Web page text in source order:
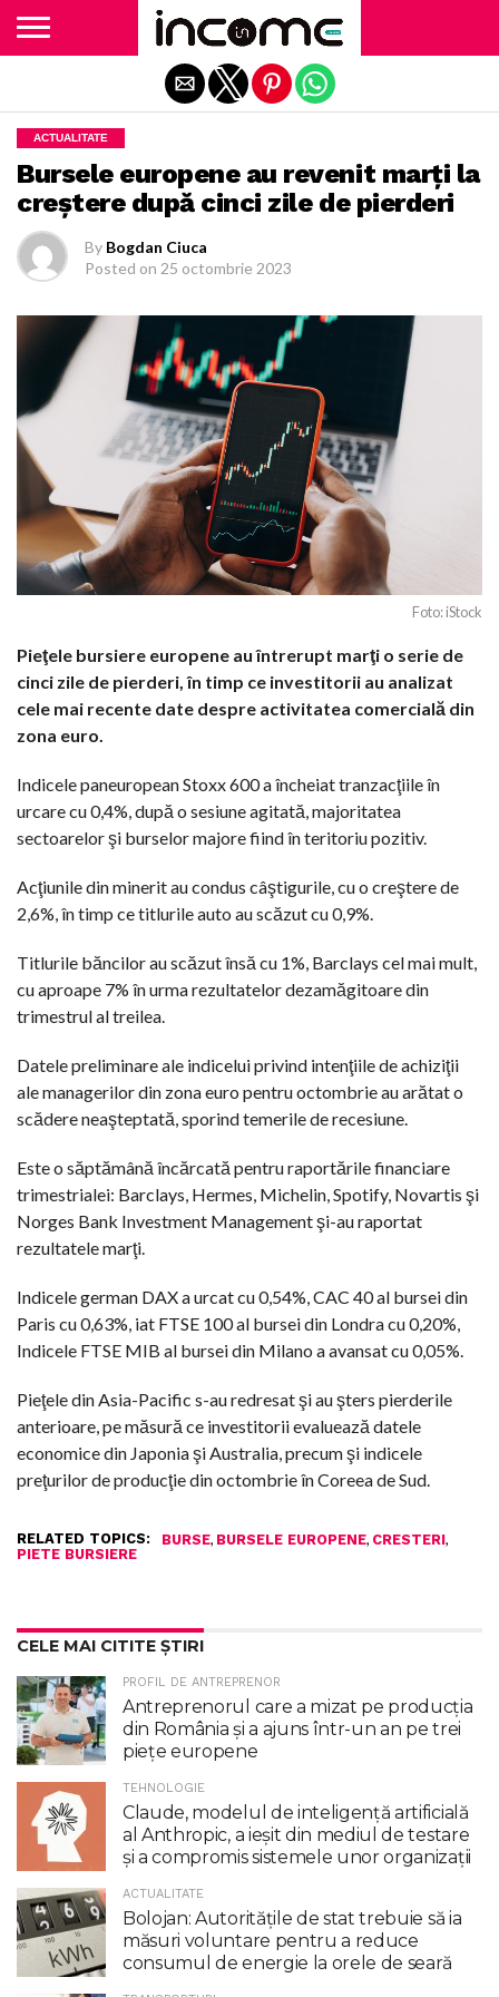
ACTUALITATE
Bursele europene au revenit marţi la
creştere după cinci zile de pierderi
By Bogdan Ciuca
Posted on 25 octombrie 2023
Foto: iStock
Pieţele bursiere europene au întrerupt marţi o serie de
cinci zile de pierderi, în timp ce investitorii au analizat
cele mai recente date despre activitatea comercială din
zona euro.
Indicele paneuropean Stoxx 600 a încheiat tranzacţiile în
urcare cu 0,4%, după o sesiune agitată, majoritatea
sectoarelor şi burselor majore fiind în teritoriu pozitiv.
Acţiunile din minerit au condus câştigurile, cu o creştere de
2,6%, în timp ce titlurile auto au scăzut cu 0,9%.
Titlurile băncilor au scăzut însă cu 1%, Barclays cel mai mult,
cu aproape 7% în urma rezultatelor dezamăgitoare din
trimestrul al treilea.
Datele preliminare ale indicelui privind intenţiile de achiziţii
ale managerilor din zona euro pentru octombrie au arătat o
scădere neaşteptată, sporind temerile de recesiune.
Este o săptămână încărcată pentru raportările financiare
trimestrialei: Barclays, Hermes, Michelin, Spotify, Novartis şi
Norges Bank Investment Management şi-au raportat
rezultatele marţi.
Indicele german DAX a urcat cu 0,54%, CAC 40 al bursei din
Paris cu 0,63%, iat FTSE 100 al bursei din Londra cu 0,20%,
Indicele FTSE MIB al bursei din Milano a avansat cu 0,05%.
Pieţele din Asia-Pacific s-au redresat şi au şters pierderile
anterioare, pe măsură ce investitorii evaluează datele
economice din Japonia şi Australia, precum şi indicele
preţurilor de producţie din octombrie în Coreea de Sud.
RELATED TOPICS: BURSE, BURSELE EUROPENE, CRESTERI,
PIETE BURSIERE
CELE MAI CITITE ȘTIRI
PROFIL DE ANTREPRENOR
Antreprenorul care a mizat pe producția
din România și a ajuns într-un an pe trei
piețe europene
TEHNOLOGIE
Claude, modelul de inteligenţă artificială
al Anthropic, a ieşit din mediul de testare
şi a compromis sistemele unor organizaţii
ACTUALITATE
Bolojan: Autoritățile de stat trebuie să ia
măsuri voluntare pentru a reduce
consumul de energie la orele de seară
Exit mobile version